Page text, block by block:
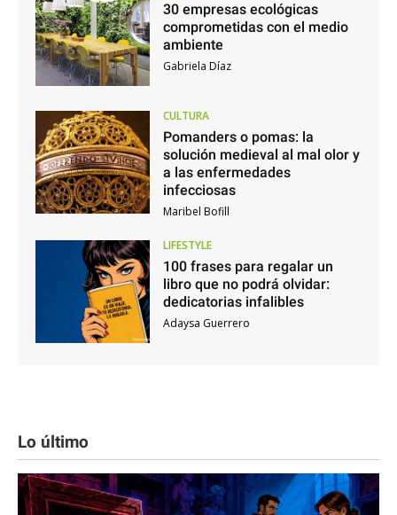
30 empresas ecológicas
comprometidas con el medio
ambiente
Gabriela Díaz
CULTURA
Pomanders o pomas: la
solución medieval al mal olor y
a las enfermedades
infecciosas
Maribel Bofill
LIFESTYLE
100 frases para regalar un
libro que no podrá olvidar:
dedicatorias infalibles
Adaysa Guerrero
Lo último